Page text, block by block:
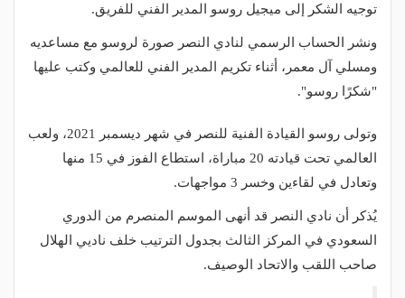
توجيه الشكر إلى ميجيل روسو المدير الفني للفريق.
ونشر الحساب الرسمي لنادي النصر صورة لروسو مع مساعديه
ومسلي آل معمر، أثناء تكريم المدير الفني للعالمي وكتب عليها
"شكرًا روسو".
وتولى روسو القيادة الفنية للنصر في شهر ديسمبر 2021، ولعب
العالمي تحت قيادته 20 مباراة، استطاع الفوز في 15 منها
وتعادل في لقاءين وخسر 3 مواجهات.
يُذكر أن نادي النصر قد أنهى الموسم المنصرم من الدوري
السعودي في المركز الثالث بجدول الترتيب خلف ناديي الهلال
صاحب اللقب والاتحاد الوصيف.